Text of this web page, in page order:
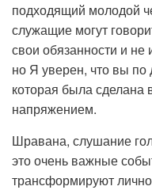
подходящий молодой
служащие могут
свои обязанности и не
но Я уверен, что вы по
которая была сделана
напряжением.
Шравана, слушание
это очень важные
трансформируют